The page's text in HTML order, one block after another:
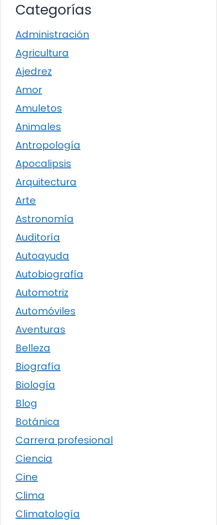
Categorías
Administración
Agricultura
Ajedrez
Amor
Amuletos
Animales
Antropología
Apocalipsis
Arquitectura
Arte
Astronomía
Auditoría
Autoayuda
Autobiografía
Automotriz
Automóviles
Aventuras
Belleza
Biografía
Biología
Blog
Botánica
Carrera profesional
Ciencia
Cine
Clima
Climatología